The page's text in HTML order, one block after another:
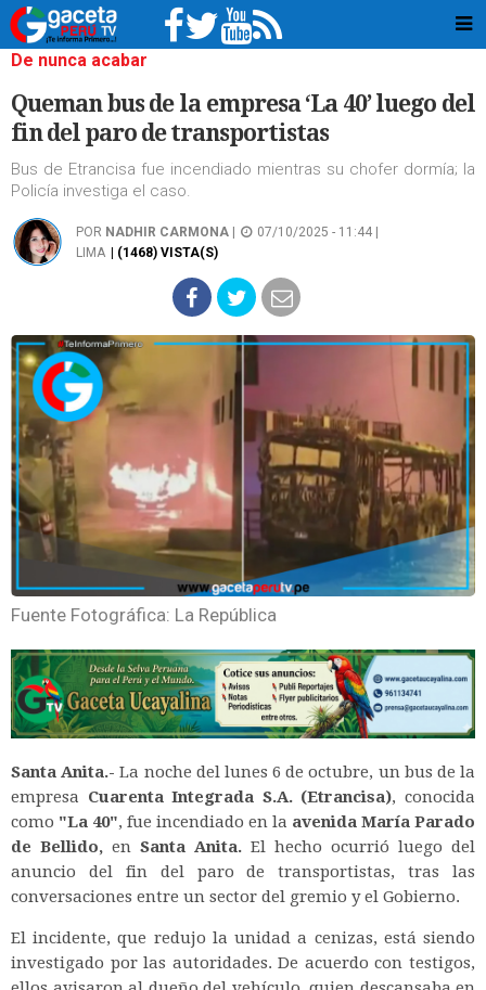
De nunca acabar
Queman bus de la empresa ‘La 40’ luego del
fin del paro de transportistas
Bus de Etrancisa fue incendiado mientras su chofer dormía; la
Policía investiga el caso.
POR NADHIR CARMONA
07/10/2025 - 11:44 |
LIMA
| (1468) VISTA(S)
Fuente Fotográfica: La República
Santa Anita.- La noche del lunes 6 de octubre, un bus de la
empresa Cuarenta Integrada S.A. (Etrancisa), conocida
como "La 40", fue incendiado en la avenida María Parado
de Bellido, en Santa Anita. El hecho ocurrió luego del
anuncio del fin del paro de transportistas, tras las
conversaciones entre un sector del gremio y el Gobierno.
El incidente, que redujo la unidad a cenizas, está siendo
investigado por las autoridades. De acuerdo con testigos,